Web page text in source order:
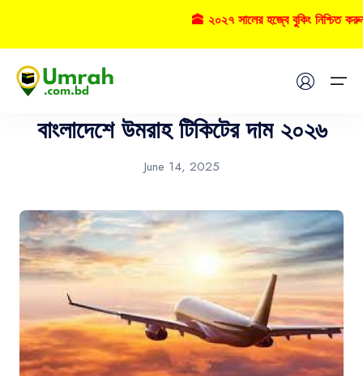
Home
Hajj
Tours
About US
FAQs
বাংলাদেশে উমরাহ টিকিটের দাম ২০২৬
June 14, 2025
🕋 ২০২৭ সালের হজ্বে বুকিং নিশ্চিত